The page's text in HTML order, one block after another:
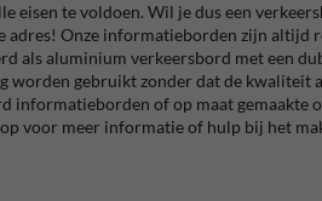
eisen te voldoen. Wil je dus een
adres! Onze informatieborden zijn altijd
als aluminium verkeersbord met een
worden gebruikt zonder dat de kwaliteit
informatieborden of op maat gemaakte
voor meer informatie of hulp bij het